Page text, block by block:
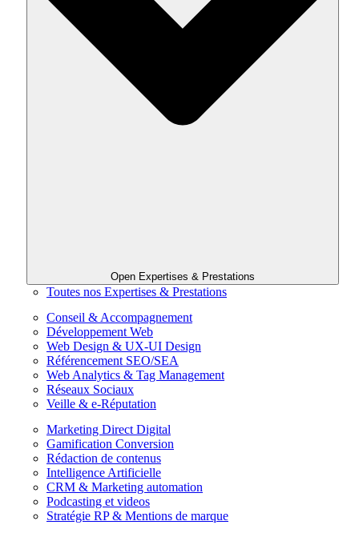
Open Expertises & Prestations
Toutes nos Expertises & Prestations
Conseil & Accompagnement
Développement Web
Web Design & UX-UI Design
Référencement SEO/SEA
Web Analytics & Tag Management
Réseaux Sociaux
Veille & e-Réputation
Marketing Direct Digital
Gamification Conversion
Rédaction de contenus
Intelligence Artificielle
CRM & Marketing automation
Podcasting et videos
Stratégie RP & Mentions de marque